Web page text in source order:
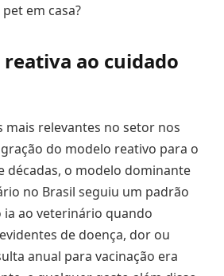
em casa?
ao cuidado
mais relevantes no setor nos
do modelo reativo para o
décadas, o modelo dominante
no Brasil seguiu um padrão
ia ao veterinário quando
de doença, dor ou
anual para vacinação era